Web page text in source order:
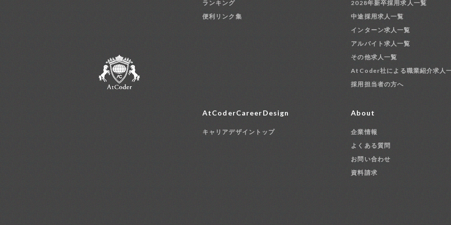
ランキング
便利リンク集
2028年新卒採用求人一覧
中途採用求人一覧
インターン求人一覧
アルバイト求人一覧
その他求人一覧
AtCoder社による職業紹介求人
採用担当者の方へ
AtCoderCareerDesign
キャリアデザイントップ
About
企業情報
よくある質問
お問い合わせ
資料請求